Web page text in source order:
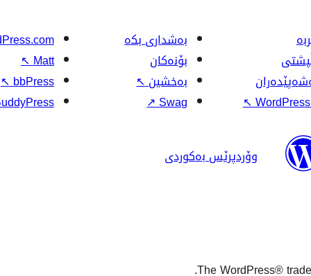
↖
بەشداری بکە
بۆنەکان
بەخشین↖
Swag
↗
Matt
↖
bbPress
↖
وۆردپرێس بەکوردی
The WordPress®